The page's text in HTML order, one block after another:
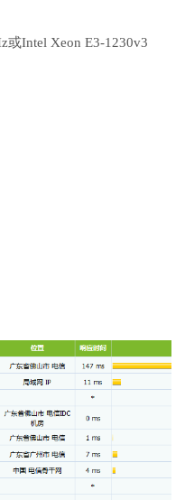
或Intel Xeon E3-1230v3